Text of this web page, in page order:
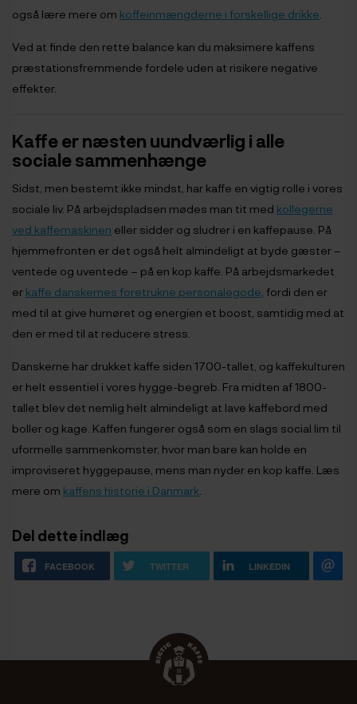
også lære mere om koffeinmængderne i forskellige drikke
Ved at finde den rette balance kan du maksimere kaffens
præstationsfremmende fordele uden at risikere negative
effekter.
Kaffe er næsten uundværlig i alle
sociale sammenhænge
Sidst, men bestemt ikke mindst, har kaffe en vigtig rolle i vores
sociale liv. På arbejdspladsen mødes man tit med kollegerne
ved kaffemaskinen eller sidder og sludrer i en kaffepause. På
hjemmefronten er det også helt almindeligt at byde gæster –
ventede og uventede – på en kop kaffe. På arbejdsmarkedet
er kaffe danskernes foretrukne personalegode , fordi den er
med til at give humøret og energien et boost, samtidig med at
den er med til at reducere stress.
Danskerne har drukket kaffe siden 1700-tallet, og kaffekulturen
er helt essentiel i vores hygge-begreb. Fra midten af 1800-
tallet blev det nemlig helt almindeligt at lave kaffebord med
boller og kage. Kaffen fungerer også som en slags social lim til
uformelle sammenkomster, hvor man bare kan holde en
improviseret hyggepause, mens man nyder en kop kaffe. Læs
mere om kaffens historie i Danmark
Del dette indlæg
FACEBOOK TWITTER LINKEDIN